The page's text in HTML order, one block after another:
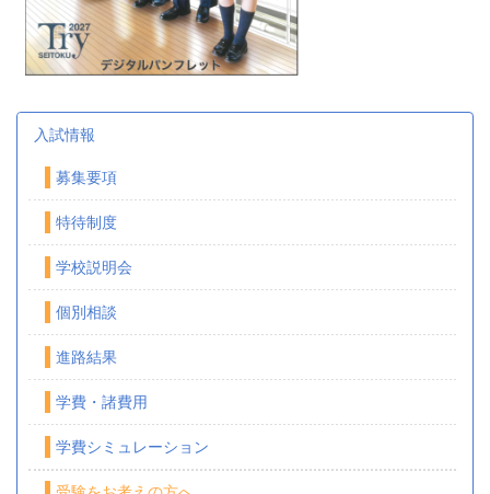
入試情報
募集要項
特待制度
学校説明会
個別相談
進路結果
学費・諸費用
学費シミュレーション